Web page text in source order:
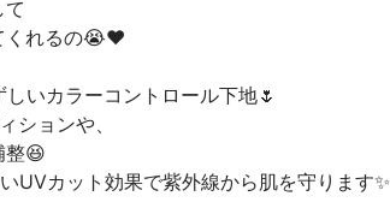
くれるの😭❤
いカラーコントロール下地🌷
ションや、
整😆
UVカット効果で紫外線から肌を守ります✨